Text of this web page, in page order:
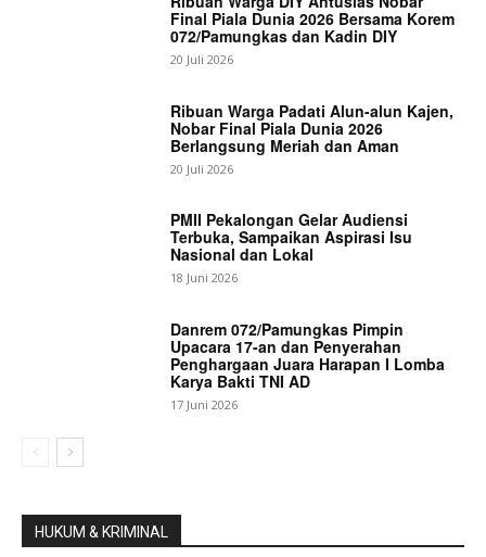
Final Piala Dunia 2026 Bersama Korem
072/Pamungkas dan Kadin DIY
20 Juli 2026
Ribuan Warga Padati Alun-alun Kajen,
Nobar Final Piala Dunia 2026
Berlangsung Meriah dan Aman
20 Juli 2026
PMII Pekalongan Gelar Audiensi
Terbuka, Sampaikan Aspirasi Isu
Nasional dan Lokal
18 Juni 2026
Danrem 072/Pamungkas Pimpin
Upacara 17-an dan Penyerahan
Penghargaan Juara Harapan I Lomba
Karya Bakti TNI AD
17 Juni 2026
HUKUM & KRIMINAL